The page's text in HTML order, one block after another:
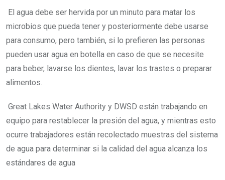
El agua debe ser hervida por un minuto para matar los
microbios que pueda tener y posteriormente debe usarse
para consumo, pero también, si lo prefieren las personas
pueden usar agua en botella en caso de que se necesite
para beber, lavarse los dientes, lavar los trastes o preparar
alimentos.
Great Lakes Water Authority y DWSD están trabajando en
equipo para restablecer la presión del agua, y mientras esto
ocurre trabajadores están recolectado muestras del sistema
de agua para determinar si la calidad del agua alcanza los
estándares de agua